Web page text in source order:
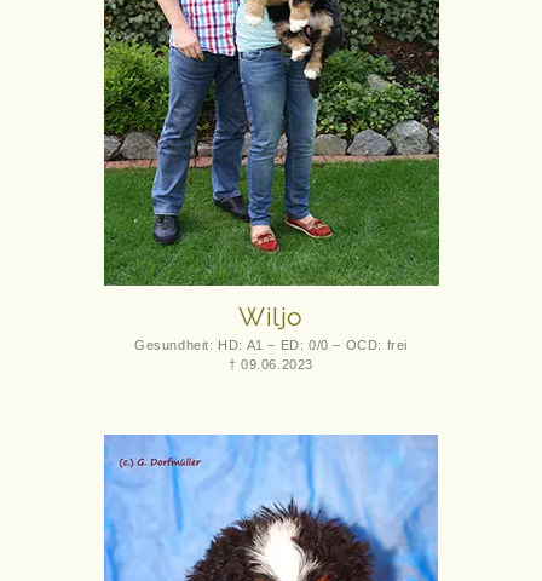
Wiljo
Gesundheit: HD: A1 – ED: 0/0 – OCD: frei
† 09.06.2023